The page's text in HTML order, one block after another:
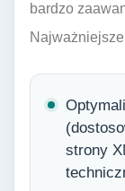
bardzo
strony